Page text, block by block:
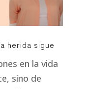
herida sigue
en la vida
sino de